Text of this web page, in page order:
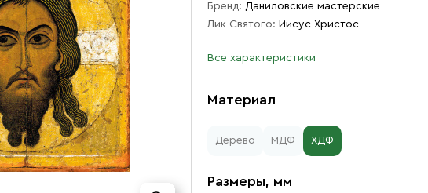
Бренд: Даниловские мастерские
Лик Святого: Иисус Христос
Все характеристики
Материал
Дерево МДФ ХДФ
Размеры, мм